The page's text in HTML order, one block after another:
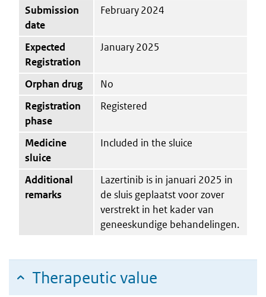
Submission
date
February 2024
Expected
Registration
January 2025
Orphan drug
No
Registration
phase
Registered
Medicine
sluice
Included in the sluice
Additional
remarks
Lazertinib is in januari 2025 in
de sluis geplaatst voor zover
verstrekt in het kader van
geneeskundige behandelingen.
Therapeutic value